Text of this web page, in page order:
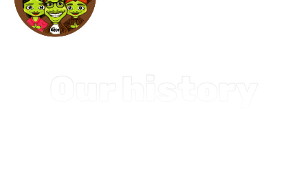
Our history